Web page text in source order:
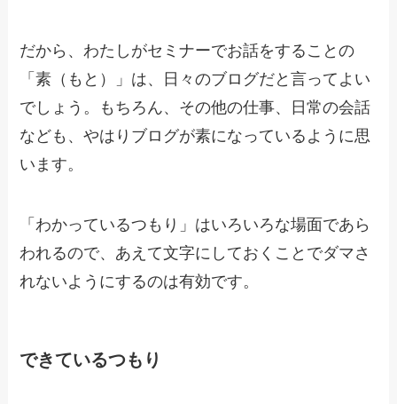
だから、わたしがセミナーでお話をすることの
「素（もと）」は、日々のブログだと言ってよい
でしょう。もちろん、その他の仕事、日常の会話
なども、やはりブログが素になっているように思
います。
「わかっているつもり」はいろいろな場面であら
われるので、あえて文字にしておくことでダマさ
れないようにするのは有効です。
できているつもり